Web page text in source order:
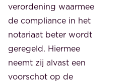
verordening waarmee
de compliance in het
notariaat beter wordt
geregeld. Hiermee
neemt zij alvast een
voorschot op de